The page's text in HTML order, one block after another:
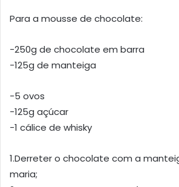
Para a mousse de chocolate:
-250g de chocolate em barra
-125g de manteiga
-5 ovos
-125g açúcar
-1 cálice de whisky
1.Derreter o chocolate com a
maria;